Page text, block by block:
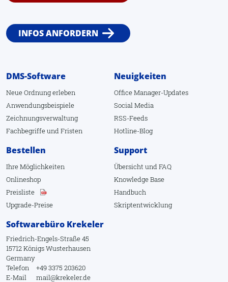
INFOS ANFORDERN
DMS-Software
Neue Ordnung erleben
Anwendungsbeispiele
Zeichnungsverwaltung
Fachbegriffeund Fristen
Neuigkeiten
Office Manager-Updates
Social Media
RSS-Feeds
Hotline-Blog
Bestellen
Ihre Möglichkeiten
Onlineshop
Preisliste
Upgrade-Preise
Support
Übersicht und FAQ
Knowledge Base
Handbuch
Skriptentwicklung
Softwarebüro Krekeler
Friedrich-Engels-Straße 45
15712 Königs Wusterhausen
Germany
Telefon
+49 3375 203620
E-Mail
mail@krekeler.de